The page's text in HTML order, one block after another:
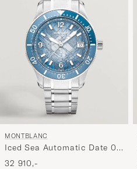
MONTBLANC
Iced Sea Automatic Date 0
Oxygen Light Blue
32 910,-